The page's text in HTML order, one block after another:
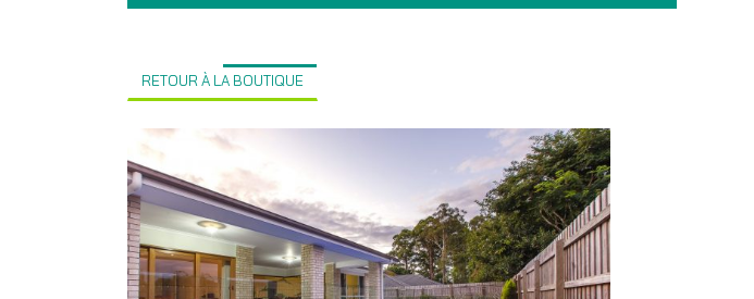
RETOUR À LA BOUTIQUE